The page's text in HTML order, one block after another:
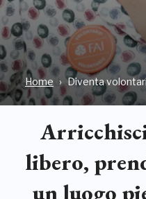
Home Diventa
libero,
un luogo